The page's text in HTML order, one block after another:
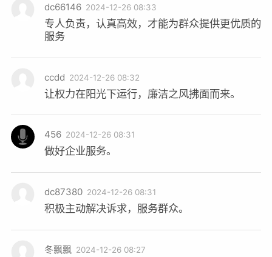
dc66146 2024-12-26 08:33
专人负责，认真高效，才能为群众提供更优质的
服务
ccdd 2024-12-26 08:32
让权力在阳光下运行，廉洁之风拂面而来。
456 2024-12-26 08:31
做好企业服务。
dc87380 2024-12-26 08:31
积极主动解决诉求，服务群众。
冬飘飘 2024-12-26 08:27